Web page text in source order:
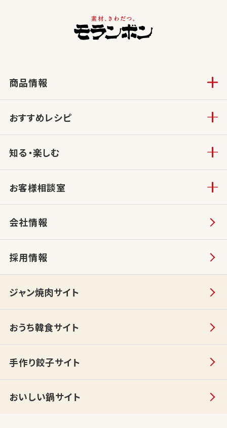
商品情報
おすすめレシピ
知る・楽しむ
お客様相談室
会社情報
採用情報
ジャン焼肉サイト
おうち韓食サイト
手作り餃子サイト
おいしい鍋サイト